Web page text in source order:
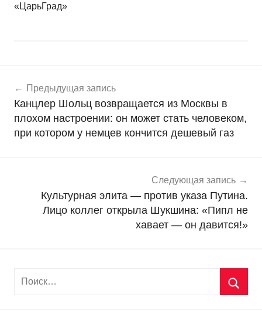
«ЦарьГрад»
о
в
о
с
по
записям
Предыдущая запись
Канцлер Шольц возвращается из Москвы в
плохом настроении: он может стать человеком,
при котором у немцев кончится дешевый газ
Следующая запись
Культурная элита — против указа Путина.
Лицо коллег открыла Шукшина: «Пипл не
хавает — он давится!»